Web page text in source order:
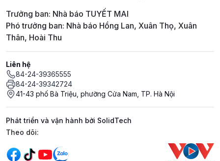
Trưởng ban: Nhà báo TUYẾT MAI
Phó trưởng ban: Nhà báo Hồng Lan, Xuân Thọ, Xuân
Thân, Hoài Thu
Liên hệ
84-24-39365555
84-24-39342724
41-43 phố Bà Triệu, phường Cửa Nam, TP. Hà Nội
Phát triển và vận hành bởi SolidTech
Mạng xã hội
Theo dõi: